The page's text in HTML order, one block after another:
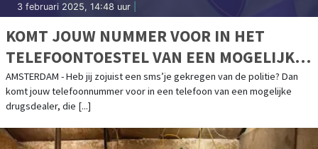
3 februari 2025, 14:48 uur
KOMT JOUW NUMMER VOOR IN HET
TELEFOONTOESTEL VAN EEN MOGELIJKE
DRUGSDEALER ?
AMSTERDAM - Heb jij zojuist een sms’je gekregen van de politie? Dan
komt jouw telefoonnummer voor in een telefoon van een mogelijke
drugsdealer, die [...]